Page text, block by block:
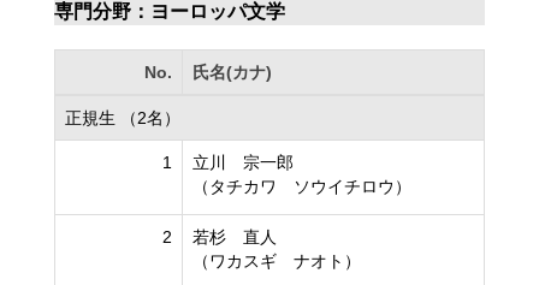
専門分野：ヨーロッパ文学
No. 氏名(カナ)
正規生 （2名）
1
立川 宗一郎
（タチカワ ソウイチロウ）
2
若杉 直人
（ワカスギ ナオト）